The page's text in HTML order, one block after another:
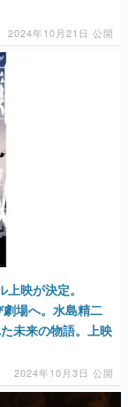
2024年10月21日 公開
映が決定。
場へ。水島精二
未来の物語。上映
2024年10月3日 公開